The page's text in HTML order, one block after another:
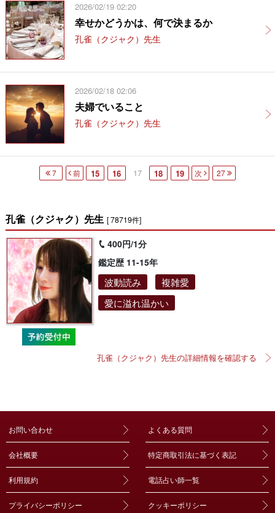
2026/02/19 02:20
幸せかどうかは、何で決まるか
孔雀（クジャク）先生
2026/02/18 02:06
夫婦でいること
孔雀（クジャク）先生
7 前 15 16 17 18 19 次 27
孔雀（クジャク）先生 [ 78719件]
400円/1分
鑑定歴 11-15年
波動読み
複雑愛
愛に溢れ温かい
孔雀（クジャク）先生の詳細情報を確認する
お問い合わせ よくある質問
会社概要 特定商取引法に基づく表記
利用規約 電話占い師一覧
プライバシーポリシー クッキーポリシー